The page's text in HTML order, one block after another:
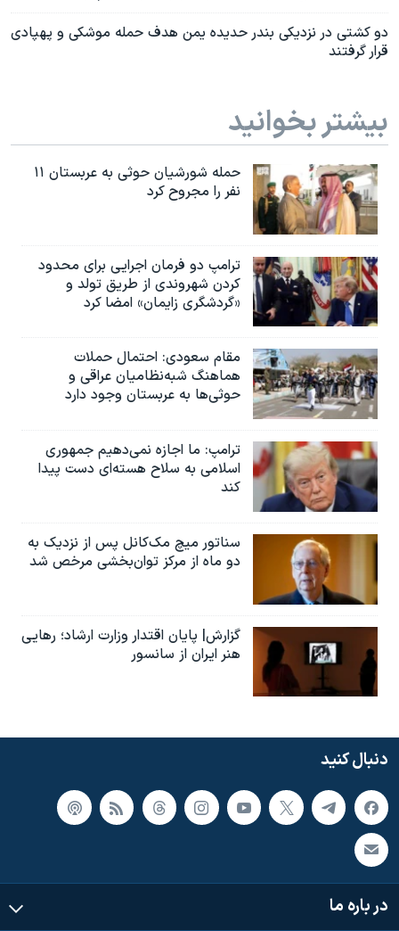
دو کشتی در نزدیکی بندر حدیده یمن هدف حمله موشکی و پهپادی
قرار گرفتند
بیشتر بخوانید
حمله شورشیان حوثی به عربستان ۱۱
نفر را مجروح کرد
ترامپ دو فرمان اجرایی برای محدود
کردن شهروندی از طریق تولد و
«گردشگری زایمان» امضا کرد
مقام سعودی: احتمال حملات
هماهنگ شبه‌نظامیان عراقی و
حوثی‌ها به عربستان وجود دارد
ترامپ: ما اجازه نمی‌دهیم جمهوری
اسلامی به سلاح هسته‌ای دست پیدا
کند
سناتور میچ مک‌کانل پس از نزدیک به
دو ماه از مرکز توان‌بخشی مرخص شد
گزارش| پایان اقتدار وزارت ارشاد؛ رهایی
هنر ایران از سانسور
دنبال کنید
در باره ما